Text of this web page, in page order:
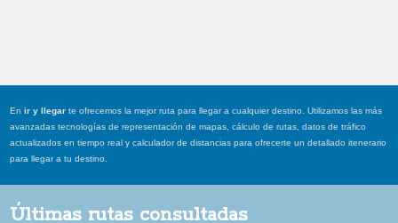
Enir y llegar te ofrecemos la mejor ruta para llegar a cualquier destino. Utilizamos las más
avanzadas tecnologías de representación de mapas, cálculo de rutas, datos de tráfico
actualizados en tiempo real y calculador de distancias para ofrecerte un detallado itenerario
para llegar a tu destino.
Últimas rutas consultadas